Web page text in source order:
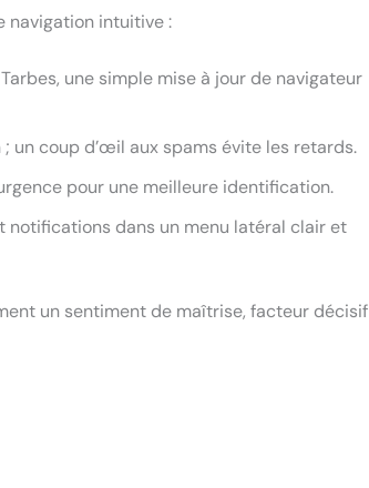
navigation intuitive :
une simple mise à jour de navigateur
un coup d’œil aux spams évite les retards.
pour une meilleure identification.
notifications dans un menu latéral clair et
un sentiment de maîtrise, facteur décisif